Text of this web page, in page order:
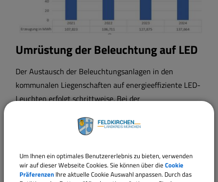
Umrüstung der Beleuchtung auf LED
Der Austausch der Beleuchtungsanlagen in den
kommunalen Liegenschaften auf energieeffiziente LED-
Leuchten erfolgt schrittweise. Bei der
ausgetauscht. Dies hat zu erheblichen jährlichen
Einsparungen beim Stromverbrauch geführt.
Um Ihnen ein optimales Benutzererlebnis zu bieten, verwenden
wir auf dieser Webseite Cookies. Sie können über die Cookie
Präferenzen Ihre aktuelle Cookie Auswahl anpassen. Durch das